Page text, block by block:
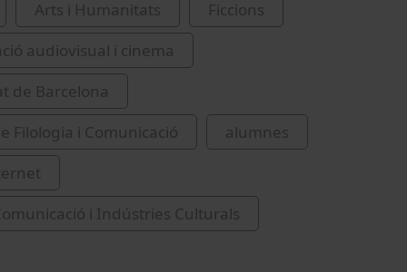
Arts i Humanitats
Ficcions
audiovisual i cinema
de Barcelona
Filologia i Comunicació
alumnes
i Indústries Culturals